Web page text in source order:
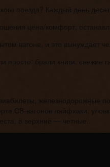
поезда? Каждый день
цена/комфорт,
вагоне, и это вынуждает
брали книги, свежие
железнодорожные
СВ-вагонов лайфхаки,
а верхние — четные.